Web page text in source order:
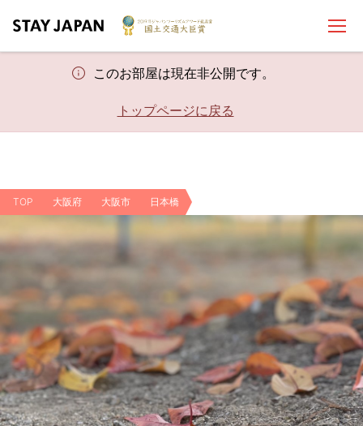
このお部屋は現在非公開です。
トップページに戻る
TOP 大阪府 大阪市 日本橋